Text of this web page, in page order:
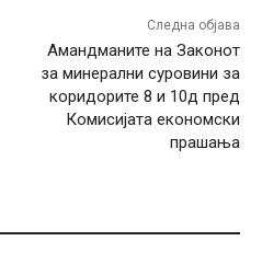
Следна објава
Амандманите на Законот
за минерални суровини за
коридорите 8 и 10д пред
Комисијата економски
прашања